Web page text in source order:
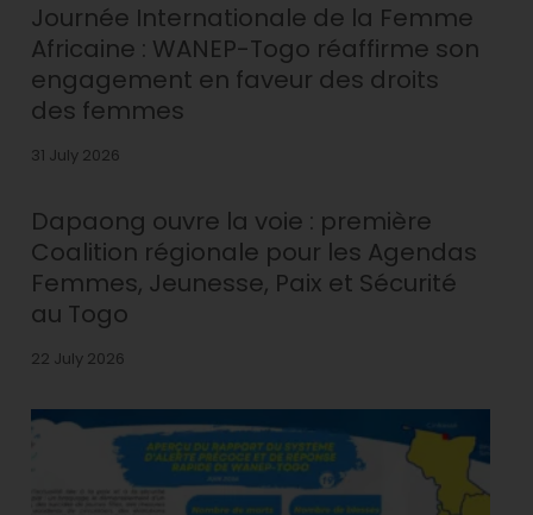
Journée Internationale de la Femme
Africaine : WANEP-Togo réaffirme son
engagement en faveur des droits
des femmes
31 July 2026
Dapaong ouvre la voie : première
Coalition régionale pour les Agendas
Femmes, Jeunesse, Paix et Sécurité
au Togo
22 July 2026